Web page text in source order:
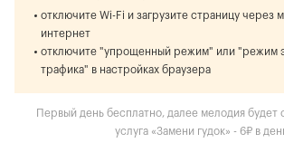
отключите Wi-Fi и загрузите страницу через
интернет
отключите "упрощенный режим" или "режим
трафика" в настройках браузера
Первый день бесплатно, далее мелодия будет
услуга «Замени гудок» - 6₽ в